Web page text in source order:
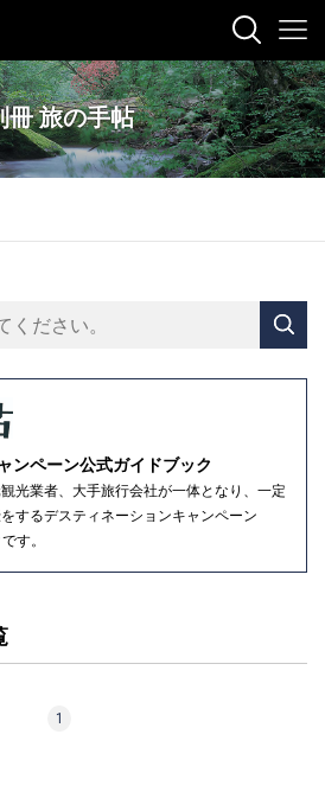
冊 旅の手帖
ンペーン公式ガイドブック
光業者、大手旅行会社が一体となり、一定
するデスティネーションキャンペーン
す。
1